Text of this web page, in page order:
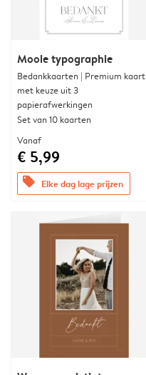
Mooie typographie
Bedankkaarten | Premium kaart
met keuze uit 3
papierafwerkingen
Set van 10 kaarten
Vanaf
€ 5,99
offers Elke dag lage prijzen